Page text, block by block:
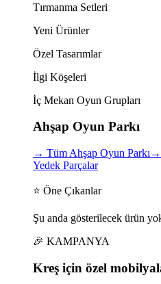
Tırmanma Setleri
Yeni Ürünler
Özel Tasarımlar
İlgi Köşeleri
İç Mekan Oyun Grupları
Ahşap Oyun Parkı
→ Tüm Ahşap Oyun Parkı →
Yedek Parçalar
⭐ Öne Çıkanlar
Şu anda gösterilecek ürün
🎉 KAMPANYA
Kreş için özel